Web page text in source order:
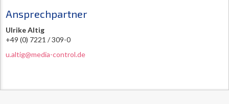
Ansprechpartner
Ulrike Altig
+49 (0) 7221 / 309-0
u.altig@media-control.de